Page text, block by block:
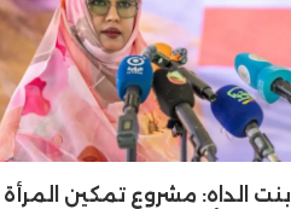
بنت الداه: مشروع تمكين المرأة